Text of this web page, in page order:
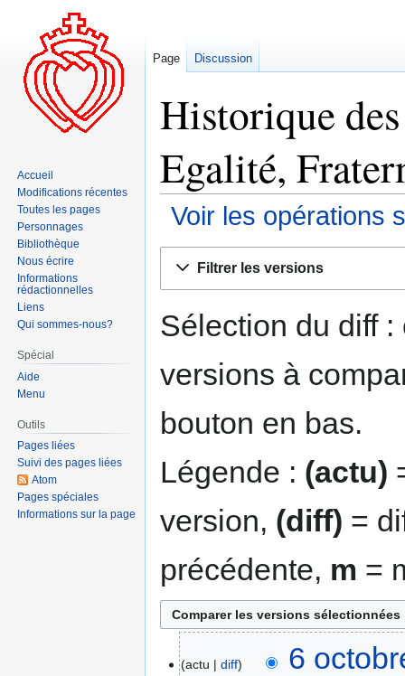
Historique
Egalité,
Voir les opérations
navigation
recherche
Filtrer les versions
Sélection du diff
versions à
bouton en bas.
Légende : (actu)
version, (diff) =
précédente, m =
actu diff
6
Page Discussion
Accueil
Modifications récentes
Toutes les pages
Personnages
Bibliothèque
Nous écrire
Informations
rédactionnelles
Liens
Qui sommes-nous?
Spécial
Aide
Menu
Outils
Pages liées
Suivi des pages liées
Atom
Pages spéciales
Informations sur la page